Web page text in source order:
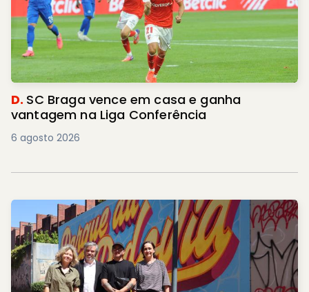
D. SC Braga vence em casa e ganha
vantagem na Liga Conferência
6 agosto 2026